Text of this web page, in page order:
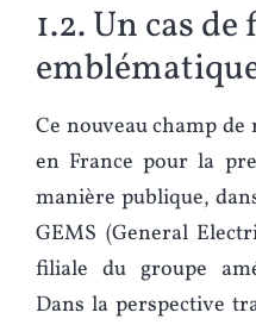
1.2. Un cas
Ce nouveau champ
en France pour la
manière publique,
GEMS (General
filiale du groupe
Dans la perspective